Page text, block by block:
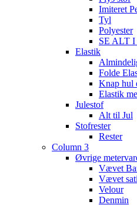
Imiteret
Tyl
Polyester
SE ALT
Elastik
Folde
Knap hul
Elastik
Julestof
Alt til Jul
Stofrester
Rester
Column 3
Øvrige
Vævet
Vævet
Velour
Denmin